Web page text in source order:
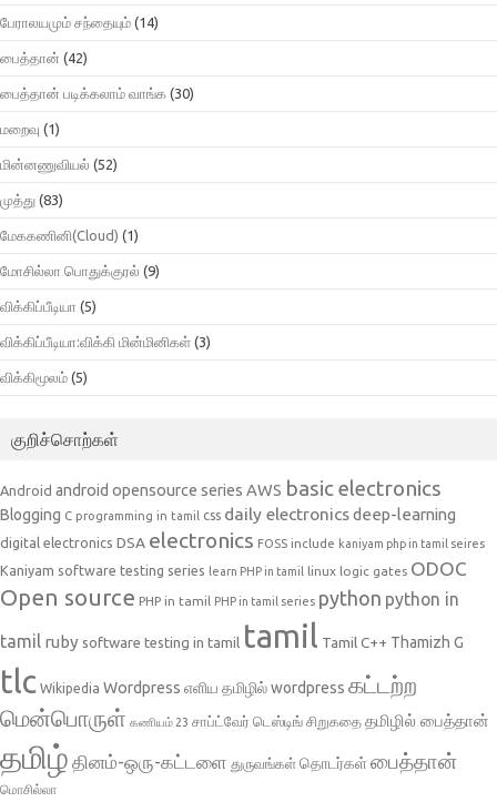
பேராலயமும் சந்தையும் (14)
பைத்தான் (42)
பைத்தான் படிக்கலாம் வாங்க (30)
மறைவு (1)
மின்னணுவியல் (52)
முத்து (83)
மேககணினி(Cloud) (1)
மோசில்லா பொதுக்குரல் (9)
விக்கிப்பீடியா (5)
விக்கிப்பீடியா:விக்கி மின்மினிகள் (3)
விக்கிமூலம் (5)
குறிச்சொற்கள்
Android android opensource series AWS basic electronics
Blogging C programming in tamil css daily electronicsdeep-learning
digital electronics DSA electronics FOSS include kaniyam php in tamil seires
Kaniyam software testing series learn PHP in tamil linux logic gates ODOC
Open source PHP in tamil PHP in tamil series python python in
tamil ruby software testing in tamil tamil Tamil C++ Thamizh G
tlc Wikipedia Wordpress எளிய தமிழில் wordpress கட்டற்ற
மென்பொருள் கணியம் 23 சாப்ட்வேர் டெஸ்டிங் சிறுகதை தமிழில் பைத்தான்
தமிழ் தினம்-ஒரு-கட்டளை துருவங்கள் தொடர்கள்பைத்தான்
மொசில்லா